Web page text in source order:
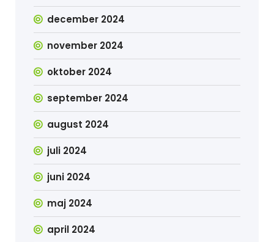
december 2024
november 2024
oktober 2024
september 2024
august 2024
juli 2024
juni 2024
maj 2024
april 2024